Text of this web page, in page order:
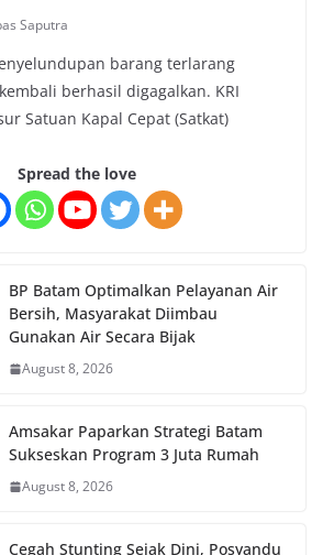
Saputra
barang terlarang
berhasil digagalkan. KRI
Satuan Kapal Cepat (Satkat)
Spread the love
BP Batam Optimalkan Pelayanan Air
Bersih, Masyarakat Diimbau
Gunakan Air Secara Bijak
August 8, 2026
Amsakar Paparkan Strategi Batam
Sukseskan Program 3 Juta Rumah
August 8, 2026
Cegah Stunting Sejak Dini, Posyandu